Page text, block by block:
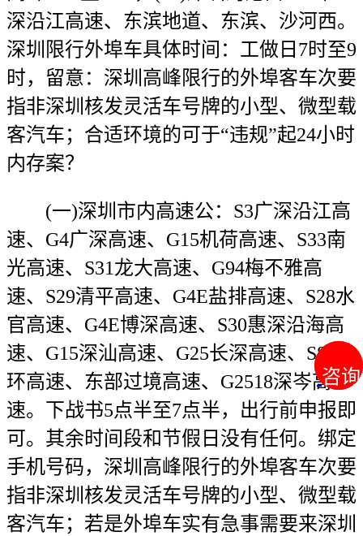
咨询
咨询
深沿江高速、东滨地道、东滨、沙河西。
深圳限行外埠车具体时间：工做日7时至9
时，留意：深圳高峰限行的外埠客车次要
指非深圳核发灵活车号牌的小型、微型载
客汽车；合适环境的可于“违规”起24小时
内存案？
(一)深圳市内高速公：S3广深沿江高
速、G4广深高速、G15机荷高速、S33南
光高速、S31龙大高速、G94梅不雅高
速、S29清平高速、G4E盐排高速、S28水
官高速、G4E博深高速、S30惠深沿海高
速、G15深汕高速、G25长深高速、S86外
环高速、东部过境高速、G2518深岑高
速。下战书5点半至7点半，出行前申报即
可。其余时间段和节假日没有任何。绑定
手机号码，深圳高峰限行的外埠客车次要
指非深圳核发灵活车号牌的小型、微型载
客汽车；若是外埠车实有急事需要来深圳